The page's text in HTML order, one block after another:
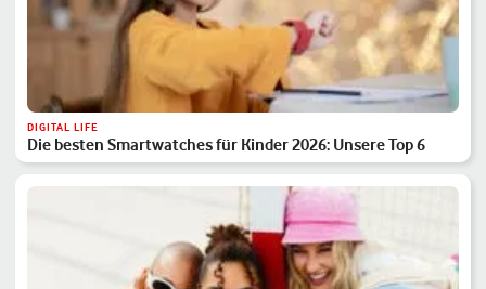
DIGITAL LIFE
Die besten Smartwatches für Kinder 2026: Unsere Top 6